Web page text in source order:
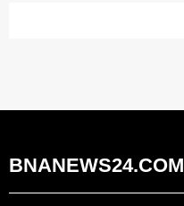
BNANEWS24.COM